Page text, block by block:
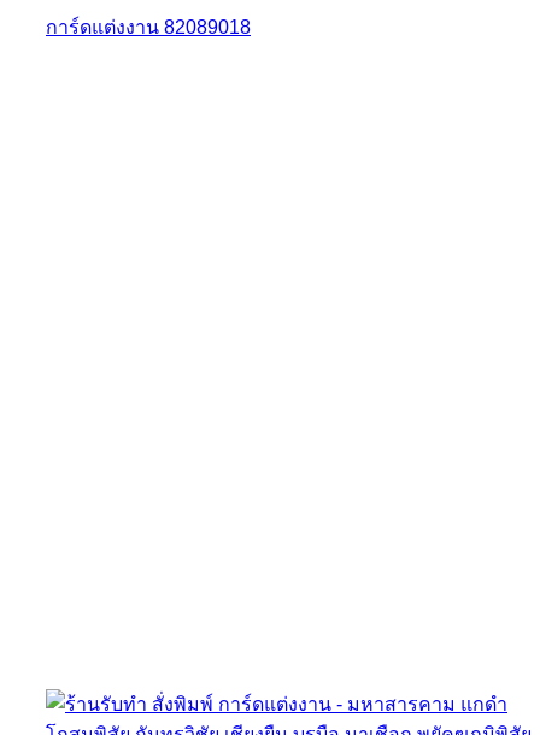
การ์ดแต่งงาน 82089018